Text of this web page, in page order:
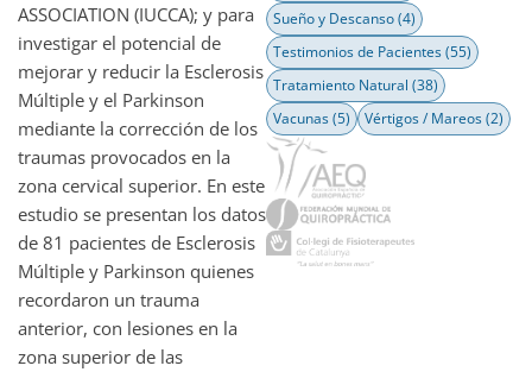
ASSOCIATION (IUCCA); y para
investigar el potencial de
mejorar y reducir la Esclerosis
Múltiple y el Parkinson
mediante la corrección de los
traumas provocados en la
zona cervical superior. En este
estudio se presentan los datos
de 81 pacientes de Esclerosis
Múltiple y Parkinson quienes
recordaron un trauma
anterior, con lesiones en la
zona superior de las
Sueño y Descanso(4)
Testimonios de Pacientes(55)
Tratamiento Natural (38)
Vacunas(5) Vértigos / Mareos(2)